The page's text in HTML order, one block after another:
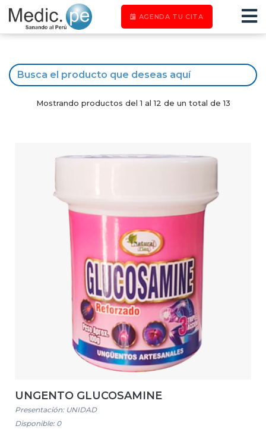
AGENDA TU CITA
Mostrando productos del 1 al 12 de un total de 13
UNGENTO GLUCOSAMINE
Presentación: UNIDAD
Disponible: 0